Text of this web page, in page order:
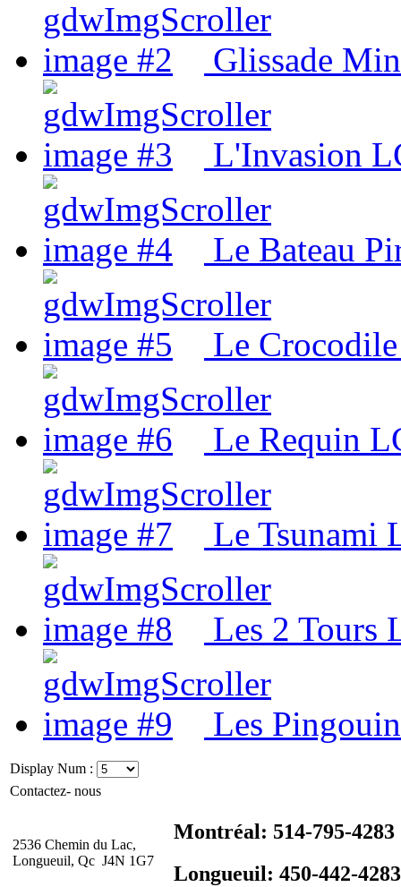
Glissade
L'Invasion
Le Bateau
Le
Le Requin
Le Tsunami
Les 2 Tours
Les
Display Num :
Contactez- nous
2536 Chemin du Lac,
Longueuil, Qc J4N 1G7
Montréal: 514-795-4283
Longueuil: 450-442-4283